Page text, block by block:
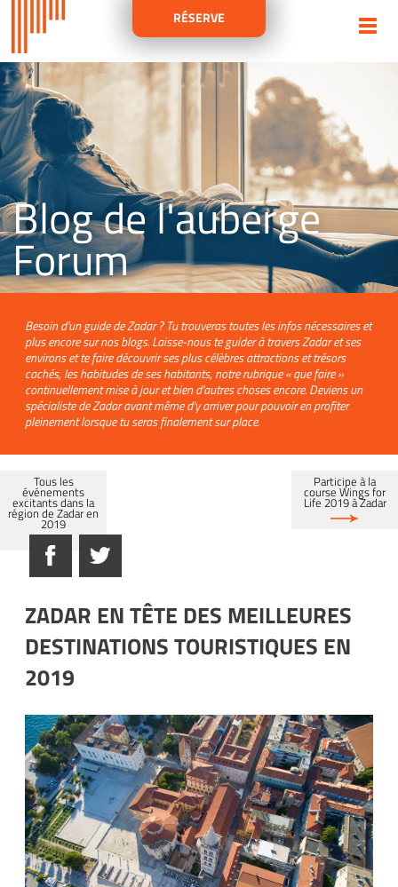
RÉSERVE
Blog de l'auberge
Forum
Besoin d'un guide de Zadar ? Tu trouveras toutes les infos nécessaires et
plus encore sur nos blogs. Laisse-nous te guider à travers Zadar et ses
environs et te faire découvrir ses plus célèbres attractions et trésors
cachés, les habitudes de ses habitants, notre rubrique « que faire »
continuellement mise à jour et bien d'autres choses encore. Deviens un
spécialiste de Zadar avant même d'y arriver pour pouvoir en profiter
pleinement lorsque tu seras finalement sur place.
Tous les
événements
excitants dans la
région de Zadar en
2019
Participe à la
course Wings for
Life 2019 à Zadar
ZADAR EN TÊTE DES MEILLEURES
DESTINATIONS TOURISTIQUES EN
2019